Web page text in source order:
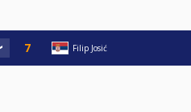
Filip Josić